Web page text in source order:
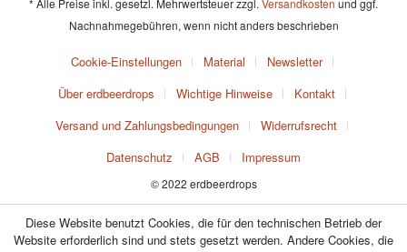
* Alle Preise inkl. gesetzl. Mehrwertsteuer zzgl. Versandkosten und ggf.
Nachnahmegebühren, wenn nicht anders beschrieben
Cookie-Einstellungen Material
Newsletter
Über erdbeerdrops
Wichtige Hinweise
Kontakt
Versand und Zahlungsbedingungen
Widerrufsrecht
Datenschutz
AGB Impressum
© 2022 erdbeerdrops
Diese Website benutzt Cookies, die für den technischen Betrieb der
Website erforderlich sind und stets gesetzt werden. Andere Cookies, die